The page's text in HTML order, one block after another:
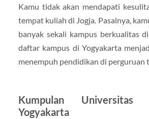
Kamu tidak akan mendapati
tempat kuliah di Jogja. Pasalnya,
banyak sekali kampus berkualitas
daftar kampus di Yogyakarta
menempuh pendidikan di perguruan
Kumpulan
Yogyakarta